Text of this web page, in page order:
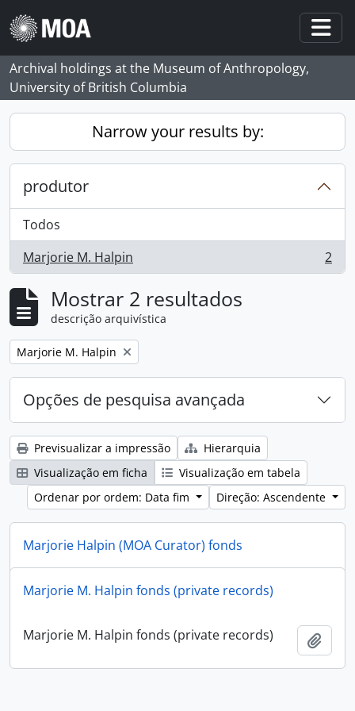
Skip to main content
Archival holdings at the Museum of Anthropology,
University of British Columbia
Narrow your results by:
produtor
Todos
Marjorie M. Halpin
, 2 resultados 2
Mostrar 2 resultados
descrição arquivística
Remove filter:
Marjorie M. Halpin
Opções de pesquisa avançada
Previsualizar a impressão
Hierarquia
Visualização em ficha
Visualização em tabela
Ordenar por ordem: Data fim
Direção: Ascendente
Marjorie Halpin (MOA Curator) fonds
Marjorie Halpin (MOA Curator) fonds
Marjorie M. Halpin fonds (private records)
Marjorie M. Halpin fonds (private records)